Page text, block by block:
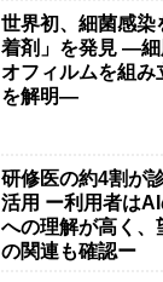
世界初、細菌感
着剤」を発見 ―細
オフィルムを組み
を解明―
研修医の約4割が
活用 ー利用者は
への理解が高く、
の関連も確認ー